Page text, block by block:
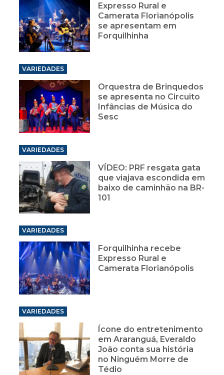
Expresso Rural e
Camerata Florianópolis
se apresentam em
Forquilhinha
VARIEDADES
Orquestra de Brinquedos
se apresenta no Circuito
Infâncias de Música do
Sesc
VARIEDADES
VÍDEO: PRF resgata gata
que viajava escondida em
baixo de caminhão na BR-
101
VARIEDADES
Forquilhinha recebe
Expresso Rural e
Camerata Florianópolis
VARIEDADES
Ícone do entretenimento
em Araranguá, Everaldo
João conta sua história
no Ninguém Morre de
Tédio